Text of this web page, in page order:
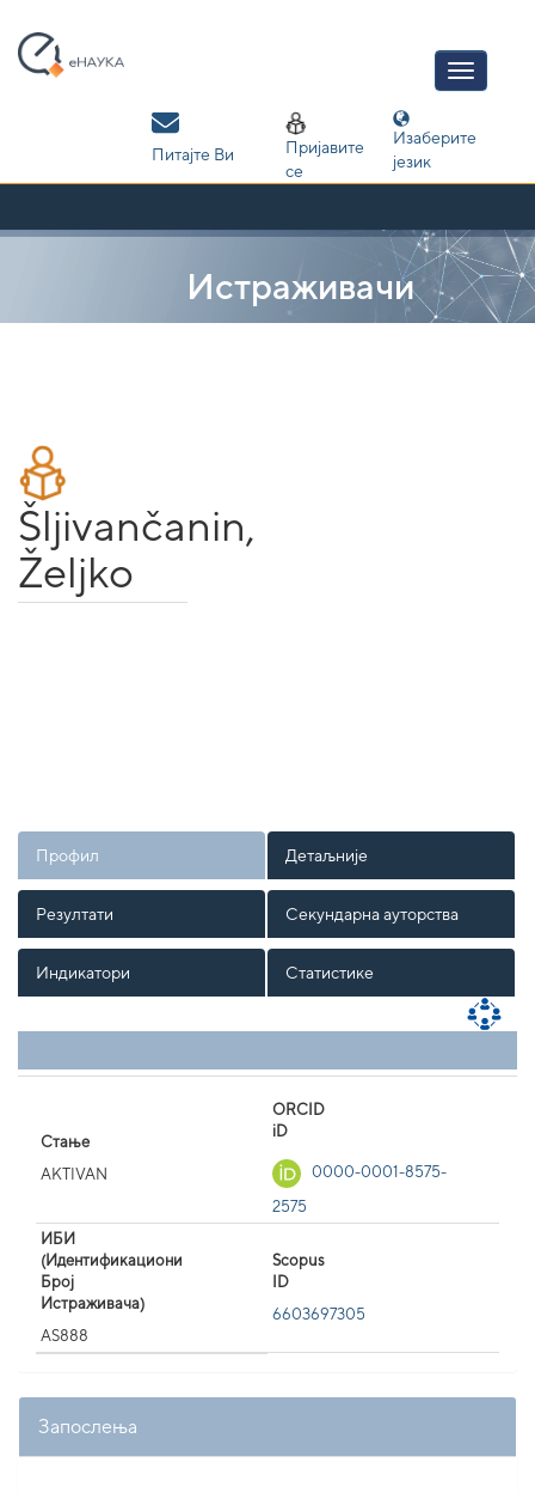
navigation
Питајте Ви
Пријавите
се
Изаберите
језик
Истраживачи
Šljivančanin,
Željko
Профил Детаљније
Резултати Секундарна ауторства
Индикатори Статистике
Стање
AKTIVAN
ORCID
iD
0000-0001-8575-
2575
ИБИ
(Идентификациони
Број
Истраживача)
AS888
Scopus
ID
6603697305
Запослења